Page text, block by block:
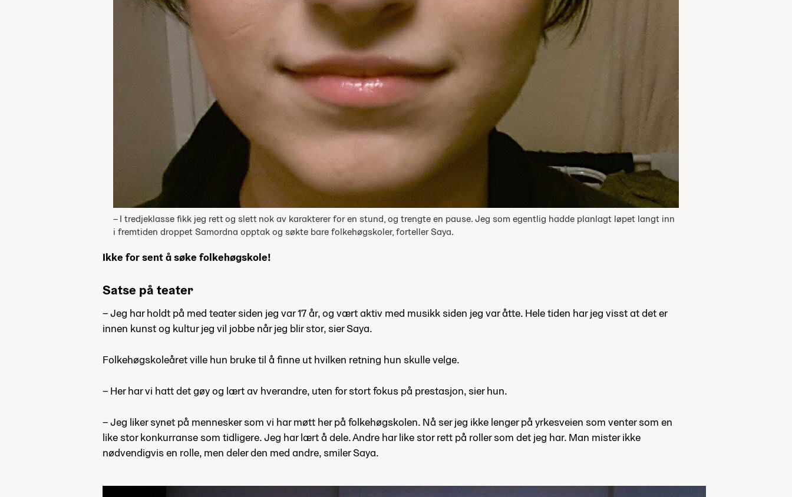
– I tredjeklasse fikk jeg rett og slett nok av karakterer for en stund, og trengte en pause. Jeg som egentlig hadde planlagt løpet langt inn
i fremtiden droppet Samordna opptak og søkte bare folkehøgskoler, forteller Saya.
Ikke for sent å søke folkehøgskole!
Satse på teater
– Jeg har holdt på med teater siden jeg var 17 år, og vært aktiv med musikk siden jeg var åtte. Hele tiden har jeg visst at det er
innen kunst og kultur jeg vil jobbe når jeg blir stor, sier Saya.
Folkehøgskoleåret ville hun bruke til å finne ut hvilken retning hun skulle velge.
– Her har vi hatt det gøy og lært av hverandre, uten for stort fokus på prestasjon, sier hun.
– Jeg liker synet på mennesker som vi har møtt her på folkehøgskolen. Nå ser jeg ikke lenger på yrkesveien som venter som en
like stor konkurranse som tidligere. Jeg har lært å dele. Andre har like stor rett på roller som det jeg har. Man mister ikke
nødvendigvis en rolle, men deler den med andre, smiler Saya.